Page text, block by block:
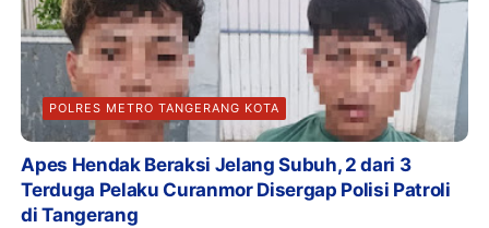
POLRES METRO TANGERANG KOTA
Apes Hendak Beraksi Jelang Subuh, 2 dari 3
Terduga Pelaku Curanmor Disergap Polisi Patroli
di Tangerang